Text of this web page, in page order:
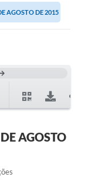
AGOSTO DE 2015
AGOSTO